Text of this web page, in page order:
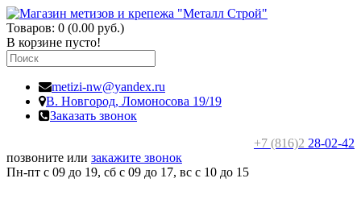
Товаров: 0 (0.00 руб.)
В корзине пусто!
metizi-nw@yandex.ru
В. Новгород, Ломоносова 19/19
Заказать звонок
+7 (816)2 28-02-42
позвоните или закажите звонок
Пн-пт с 09 до 19, сб с 09 до 17, вс c 10 до 15